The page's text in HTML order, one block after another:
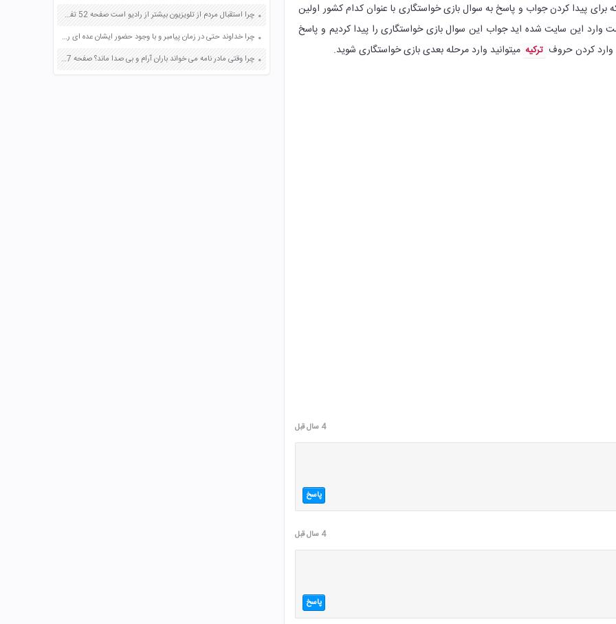
برای پیدا کردن جواب و پاسخ به سوال بازی خواستگاری با عنوان کدام کشور اولین
وارد این سایت شده اید جواب این سوال بازی خواستگاری را پیدا کردیم و پاسخ
کردن حروف ترکیه میتوانید وارد مرحله بعدی بازی خواستگاری شوید.
4 سال قبل
پاسخ
4 سال قبل
پاسخ
چرا استقبال مردم از تلویزیون بیشتر از رادیو است صفحه 52 تفکر و سبک زندگی هشتم
چرا خداوند حتی در زمان پیامبر و با وجود حضور ایشان عده ای را تشویق به فراگیری علم دین می کند؟ صفحه 125 دین و زندگی یازدهم
چرا وقتی مادر نامه می خواند باران آرام و بی صدا ماند؟ صفحه 97 فارسی چهارم